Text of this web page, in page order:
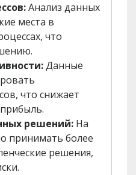
Анализ данных
места в
что
Данные
что снижает
решений: На
принимать более
решения,